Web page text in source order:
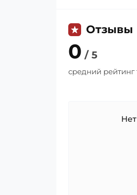
Отзывы
0 / 5
средний рейтинг